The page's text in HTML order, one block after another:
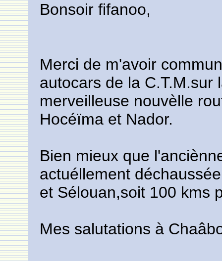
Bonsoir fifanoo,
Merci de m'avoir
autocars de la C.T.M.sur
merveilleuse nouvèlle
Hocéïma et Nador.
Bien mieux que
actuéllement
et Sélouan,soit 100 kms
Mes salutations à